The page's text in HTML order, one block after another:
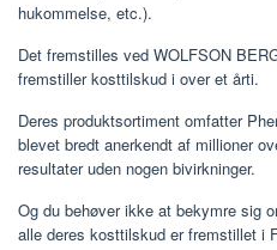
hukommelse, etc.).
Det fremstilles ved WOLFSON
fremstiller kosttilskud i over et årti.
Deres produktsortiment omfatter
blevet bredt anerkendt af millioner
resultater uden nogen bivirkninger.
Og du behøver ikke at bekymre sig
alle deres kosttilskud er fremstillet i